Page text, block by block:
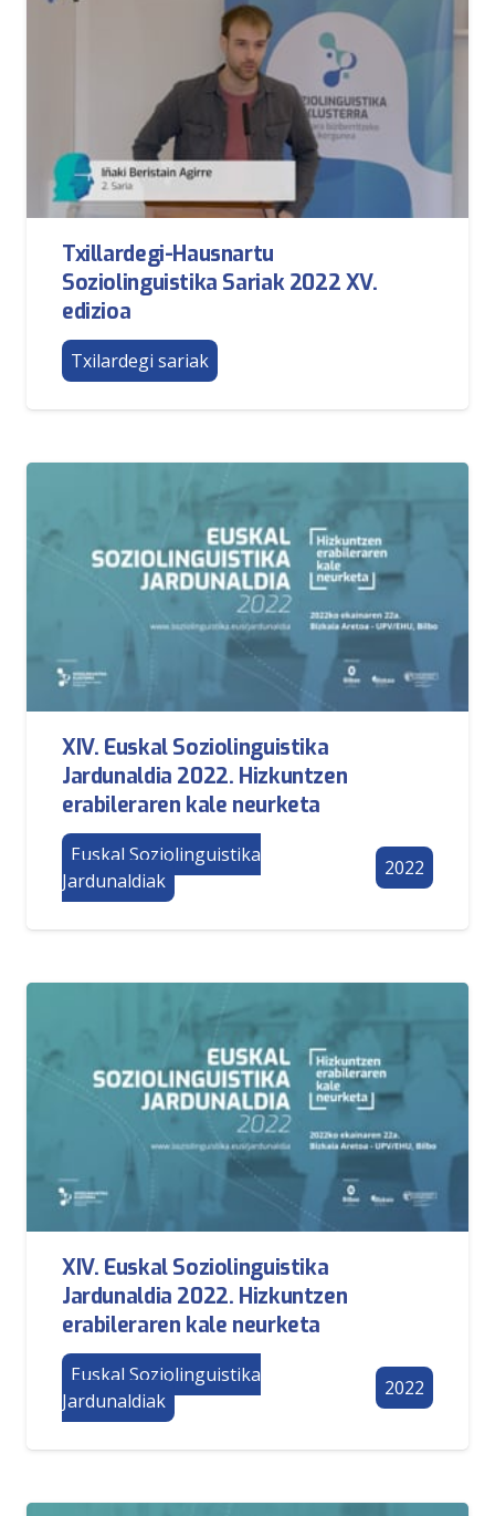
Txillardegi-Hausnartu
Soziolinguistika Sariak 2022 XV.
edizioa
Txilardegi sariak
XIV. Euskal Soziolinguistika
Jardunaldia 2022. Hizkuntzen
erabileraren kale neurketa
Euskal Soziolinguistika
Jardunaldiak
2022
XIV. Euskal Soziolinguistika
Jardunaldia 2022. Hizkuntzen
erabileraren kale neurketa
Euskal Soziolinguistika
Jardunaldiak
2022